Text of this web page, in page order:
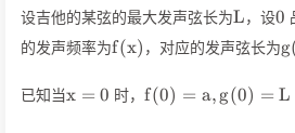
设吉他的某弦的最大发声弦长为L
L，设0
0
的发声频率为f(x)
f(x) ，对应的发声弦长为g
已知当x=0
x = 0 时，f(0)=a,g(0)=L
f(0) = a,g(0) = L